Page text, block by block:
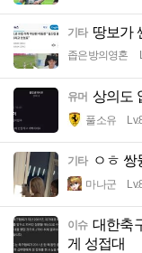
기타 땅보가
좁은방의영혼
유머 상의도
풀소유
기타 ㅇㅎ 쌍
마나군
이슈 대한축
게 성접대